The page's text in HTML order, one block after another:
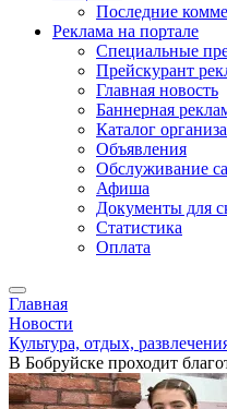
Последние
Реклама на портале
Специальные
Прейскурант
Главная новость
Баннерная
Каталог
Объявления
Обслуживание
Афиша
Документы для
Статистика
Оплата
Главная
Новости
Культура, отдых,
В Бобруйске проходит